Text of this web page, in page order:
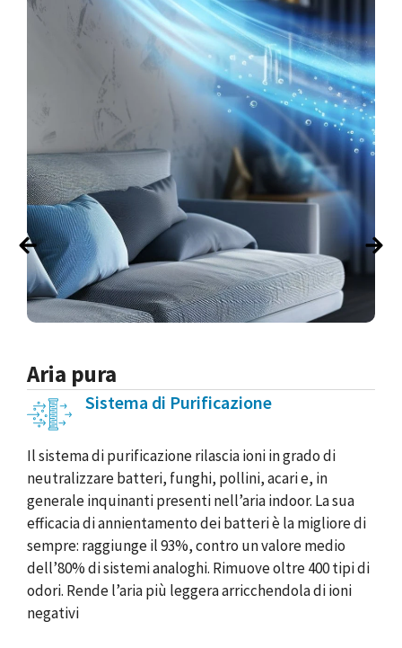
Aria pura
Sistema di Purificazione
Il sistema di purificazione rilascia ioni in grado di
neutralizzare batteri, funghi, pollini, acari e, in
generale inquinanti presenti nell’aria indoor. La sua
efficacia di annientamento dei batteri è la migliore di
sempre: raggiunge il 93%, contro un valore medio
dell’80% di sistemi analoghi. Rimuove oltre 400 tipi di
odori. Rende l’aria più leggera arricchendola di ioni
negativi